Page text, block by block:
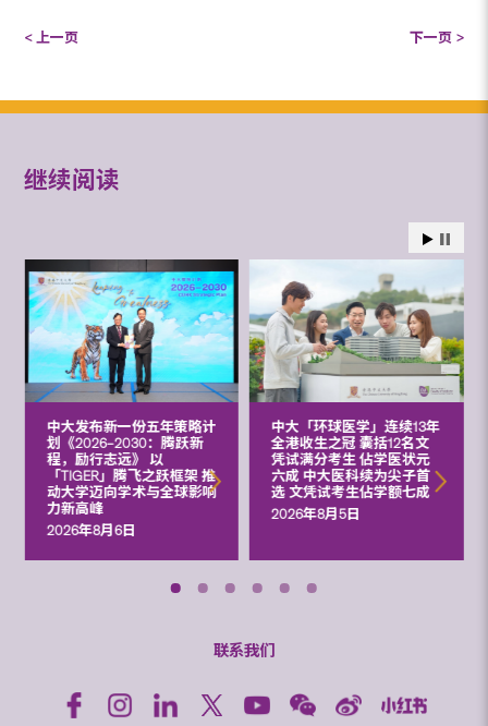
< 上一页 下一页 >
继续阅读
中大发布新一份五年策略计
划《2026‒2030：腾跃新
程，励行志远》 以
「TIGER」腾飞之跃框架 推
动大学迈向学术与全球影响
力新高峰
2026年8月6日
中大「环球医学」连续13年
全港收生之冠 囊括12名文
凭试满分考生 佔学医状元
六成 中大医科续为尖子首
选 文凭试考生佔学额七成
2026年8月5日
联系我们